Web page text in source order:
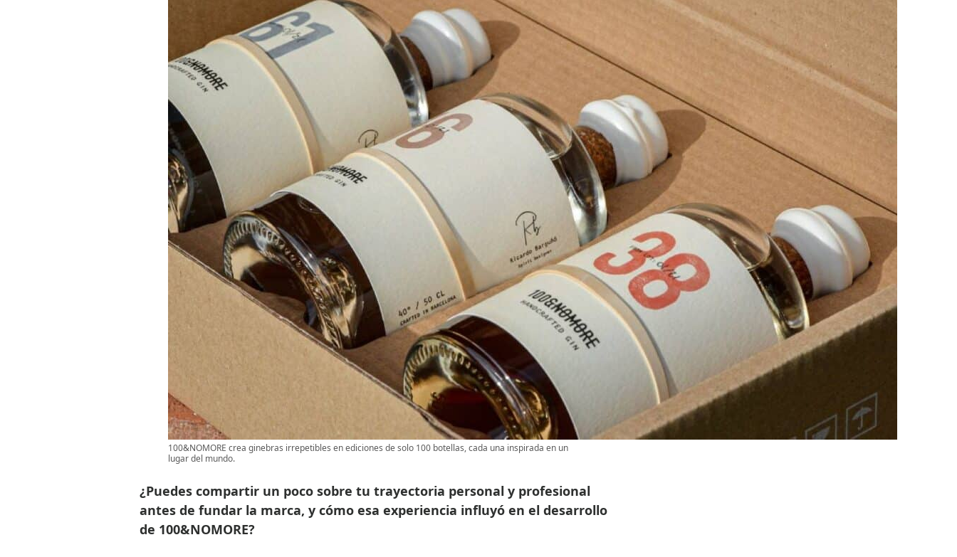
100&NOMORE crea ginebras irrepetibles en ediciones de solo 100 botellas, cada una inspirada en un
lugar del mundo.
¿Puedes compartir un poco sobre tu trayectoria personal y profesional
antes de fundar la marca, y cómo esa experiencia influyó en el desarrollo
de 100&NOMORE?